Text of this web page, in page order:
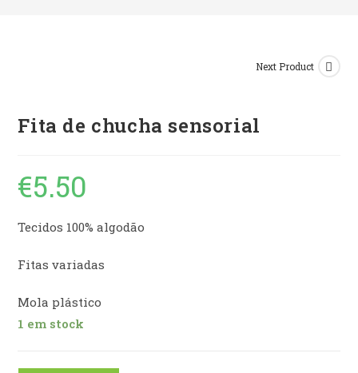
Next Product
Fita de chucha sensorial
€5.50
Tecidos 100% algodão
Fitas variadas
Mola plástico
1 em stock